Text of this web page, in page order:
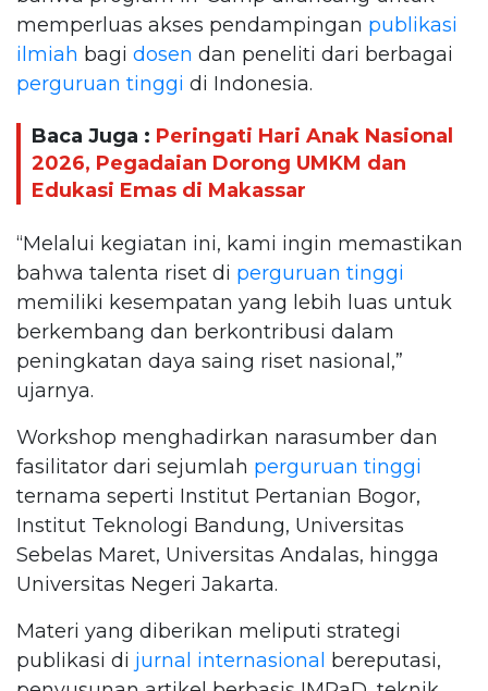
memperluas akses pendampingan publikasi
ilmiah bagi dosen dan peneliti dari berbagai
perguruan tinggi di Indonesia.
Baca Juga : Peringati Hari Anak Nasional
2026, Pegadaian Dorong UMKM dan
Edukasi Emas di Makassar
“Melalui kegiatan ini, kami ingin memastikan
bahwa talenta riset di perguruan tinggi
memiliki kesempatan yang lebih luas untuk
berkembang dan berkontribusi dalam
peningkatan daya saing riset nasional,”
ujarnya.
Workshop menghadirkan narasumber dan
fasilitator dari sejumlah perguruan tinggi
ternama seperti Institut Pertanian Bogor,
Institut Teknologi Bandung, Universitas
Sebelas Maret, Universitas Andalas, hingga
Universitas Negeri Jakarta.
Materi yang diberikan meliputi strategi
publikasi di jurnal internasional bereputasi,